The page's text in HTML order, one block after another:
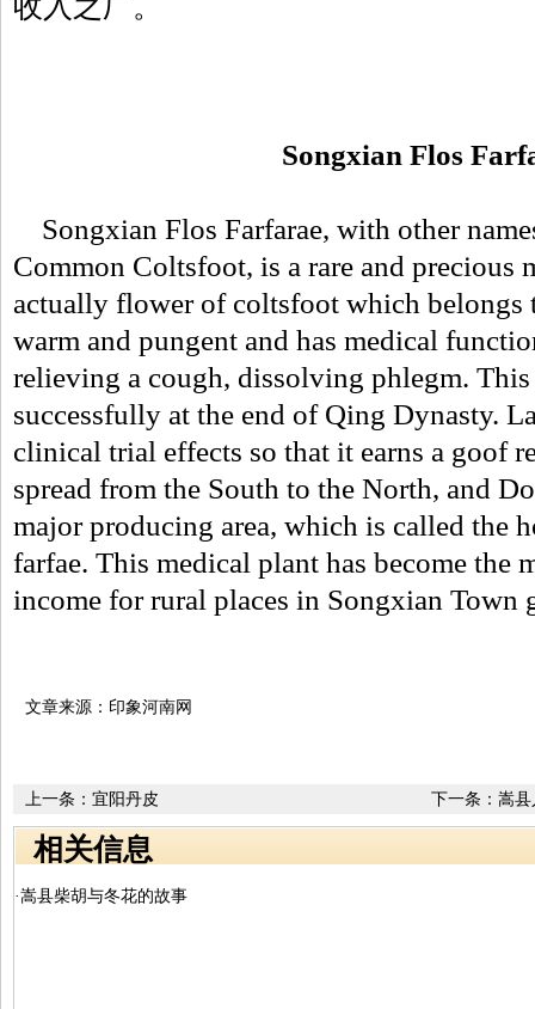
收入之厂。
Songxian Flos
Songxian Flos Farfarae, with other
Common Coltsfoot, is a rare and precious
actually flower of coltsfoot which belongs
warm and pungent and has medical
relieving a cough, dissolving phlegm.
successfully at the end of Qing Dynasty.
clinical trial effects so that it earns a goof
spread from the South to the North, and
major producing area, which is called the
farfae. This medical plant has become the
income for rural places in Songxian Town
文章来源：印象河南网
下一条： 嵩县
上一条： 宜阳丹皮
相关信息
·嵩县柴胡与冬花的故事